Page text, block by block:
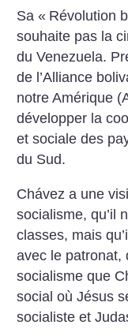
Sa « Révolution
souhaite pas la
du Venezuela.
de l’Alliance
notre Amérique
développer la
et sociale des
du Sud.
Chávez a une
socialisme, qu’il
classes, mais
avec le patronat,
socialisme que
social où Jésus
socialiste et